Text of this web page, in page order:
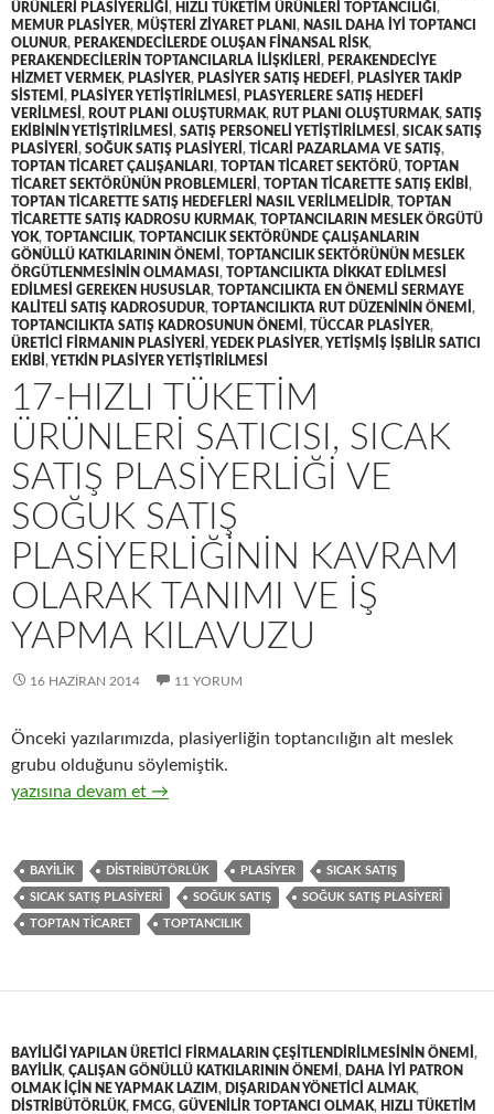
ÜRÜNLERI PLASIYERLIĞI , HIZLI TÜKETIM ÜRÜNLERI TOPTANCILIĞI ,
MEMUR PLASIYER, MÜŞTERI ZIYARET PLANI , NASIL DAHA IYI TOPTANCI
OLUNUR, PERAKENDECILERDE OLUŞAN FINANSAL RISK,
PERAKENDECILERIN TOPTANCILARLA ILIŞKILERI , PERAKENDECIYE
HIZMET VERMEK, PLASIYER, PLASIYER SATIŞ HEDEFI , PLASIYER TAKIP
SISTEMI , PLASIYER YETIŞTIRILMESI , PLASYERLERE SATIŞ HEDEFI
VERILMESI , ROUT PLANI OLUŞTURMAK, RUT PLANI OLUŞTURMAK, SATIŞ
EKIBININ YETIŞTIRILMESI , SATIŞ PERSONELI YETIŞTIRILMESI , SICAK SATIŞ
PLASIYERI , SOĞUK SATIŞ PLASIYERI , TICARI PAZARLAMA VE SATIŞ,
TOPTAN TICARET ÇALIŞANLARI , TOPTAN TICARET SEKTÖRÜ, TOPTAN
TICARET SEKTÖRÜNÜN PROBLEMLERI , TOPTAN TICARETTE SATIŞ EKIBI ,
TOPTAN TICARETTE SATIŞ HEDEFLERI NASIL VERILMELIDIR, TOPTAN
TICARETTE SATIŞ KADROSU KURMAK, TOPTANCILARIN MESLEK ÖRGÜTÜ
YOK, TOPTANCILIK, TOPTANCILIK SEKTÖRÜNDE ÇALIŞANLARIN
GÖNÜLLÜ KATKILARININ ÖNEMI , TOPTANCILIK SEKTÖRÜNÜN MESLEK
ÖRGÜTLENMESININ OLMAMASI , TOPTANCILIKTA DIKKAT EDILMESI
EDILMESI GEREKEN HUSUSLAR, TOPTANCILIKTA EN ÖNEMLI SERMAYE
KALITELI SATIŞ KADROSUDUR, TOPTANCILIKTA RUT DÜZENININ ÖNEMI ,
TOPTANCILIKTA SATIŞ KADROSUNUN ÖNEMI , TÜCCAR PLASIYER,
ÜRETICI FIRMANIN PLASIYERI ,YEDEK PLASIYER,YETIŞMIŞ IŞBILIR SATICI
EKIBI ,YETKIN PLASIYER YETIŞTIRILMESI
17-HIZLI TÜKETIM
ÜRÜNLERI SATICISI, SICAK
SATIŞ PLASIYERLIĞI VE
SOĞUK SATIŞ
PLASIYERLIĞININ KAVRAM
OLARAK TANIMI VE IŞ
YAPMA KILAVUZU
16 HAZIRAN 2014 11 YORUM
Önceki yazılarımızda, plasiyerliğin toptancılığın alt meslek
grubu olduğunu söylemiştik.
17-Hızlı tüketim ürünleri satıcısı, sıcak satış plasiyerliği ve
yazısına devam et →
BAYILIK DISTRIBÜTÖRLÜK PLASIYER SICAK SATIŞ
SICAK SATIŞ PLASIYERI SOĞUK SATIŞ SOĞUK SATIŞ PLASIYERI
TOPTAN TICARET TOPTANCILIK
BAYILIĞI YAPILAN ÜRETICI FIRMALARIN ÇEŞITLENDIRILMESININ ÖNEMI ,
BAYILIK, ÇALIŞAN GÖNÜLLÜ KATKILARININ ÖNEMI , DAHA IYI PATRON
OLMAK IÇIN NE YAPMAK LAZIM , DIŞARIDAN YÖNETICI ALMAK,
DISTRIBÜTÖRLÜK, FMCG, GÜVENILIR TOPTANCI OLMAK, HIZLI TÜKETIM